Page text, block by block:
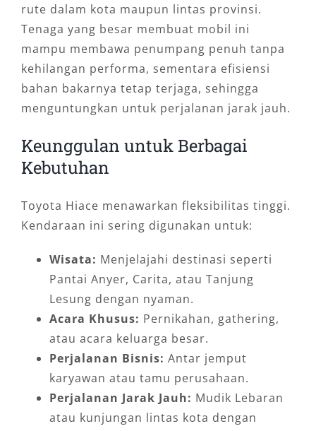
rute dalam kota maupun lintas provinsi.
Tenaga yang besar membuat mobil ini
mampu membawa penumpang penuh tanpa
kehilangan performa, sementara efisiensi
bahan bakarnya tetap terjaga, sehingga
menguntungkan untuk perjalanan jarak jauh.
Keunggulan untuk Berbagai
Kebutuhan
Toyota Hiace menawarkan fleksibilitas tinggi.
Kendaraan ini sering digunakan untuk:
Wisata: Menjelajahi destinasi seperti
Pantai Anyer, Carita, atau Tanjung
Lesung dengan nyaman.
Acara Khusus: Pernikahan, gathering,
atau acara keluarga besar.
Perjalanan Bisnis: Antar jemput
karyawan atau tamu perusahaan.
Perjalanan Jarak Jauh: Mudik Lebaran
atau kunjungan lintas kota dengan